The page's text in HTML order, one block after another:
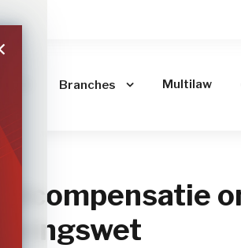
Branches Multilaw